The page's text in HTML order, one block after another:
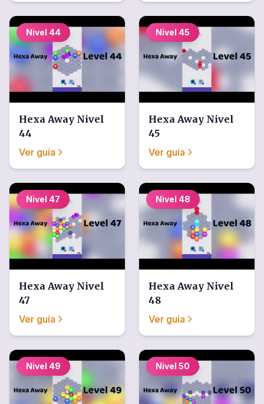
Nivel 44
Hexa Away Nivel
44
Ver guía
Nivel 45
Hexa Away Nivel
45
Ver guía
Nivel 47
Hexa Away Nivel
47
Ver guía
Nivel 48
Hexa Away Nivel
48
Ver guía
Nivel 49 Nivel 50